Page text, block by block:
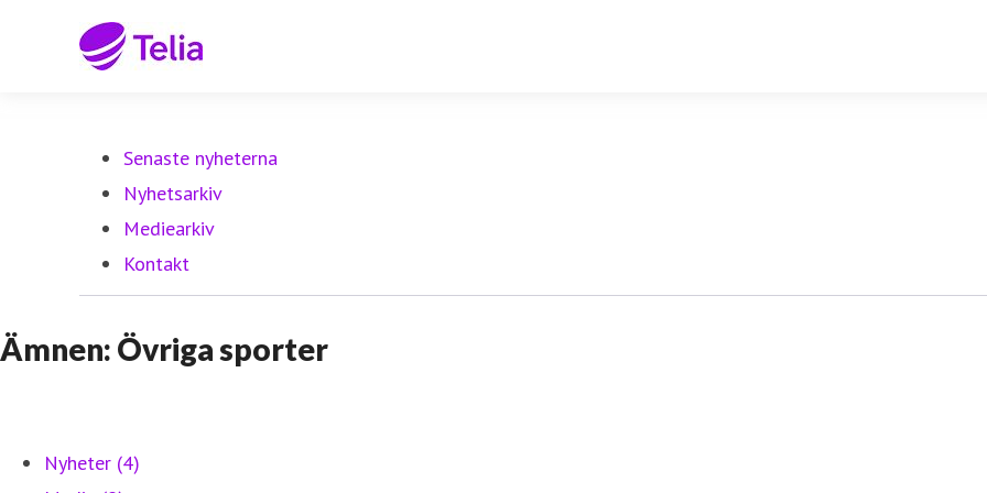
Senaste nyheterna
Nyhetsarkiv
Mediearkiv
Kontakt
Ämnen: Övriga sporter
Nyheter (4)